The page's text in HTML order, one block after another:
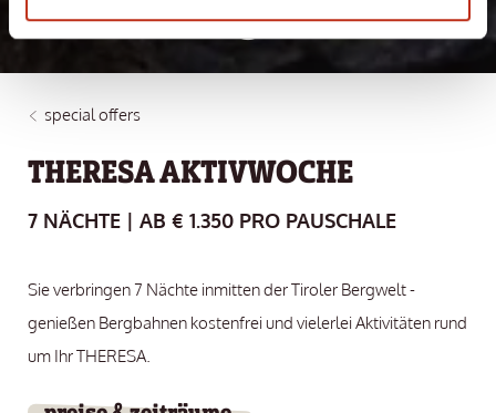
special offers
THERESA AKTIVWOCHE
7 NÄCHTE | AB € 1.350 PRO PAUSCHALE
Sie verbringen 7 Nächte inmitten der Tiroler Bergwelt -
genießen Bergbahnen kostenfrei und vielerlei Aktivitäten rund
um Ihr THERESA.